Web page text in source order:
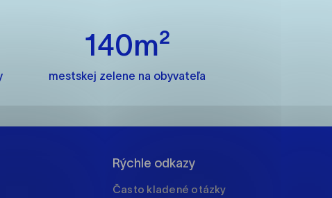
140m²
mestskej zelene na obyvateľa
Rýchle odkazy
Často kladené otázky
stránok stránku používajú,